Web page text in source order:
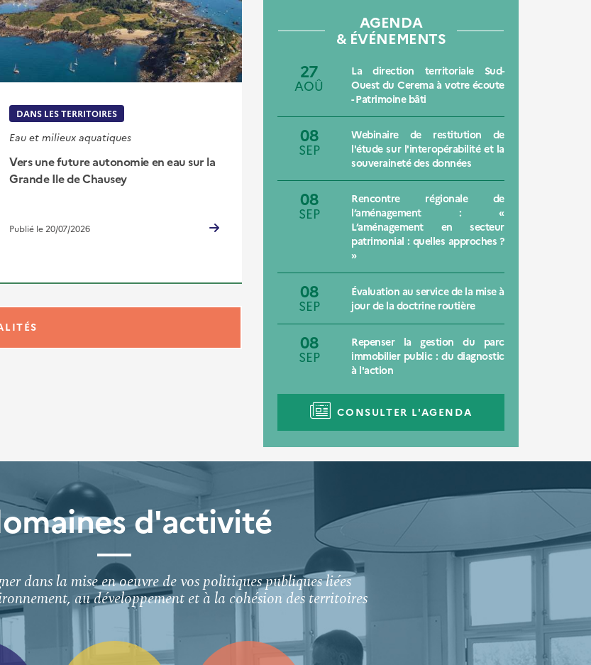
DANS LES TERRITOIRES
Eau et milieux aquatiques
Vers une future autonomie en eau sur la
Grande Ile de Chausey
Publié le 20/07/2026
AGENDA
& ÉVÉNEMENTS
27
AOÛ
La direction territoriale Sud-
Ouest du Cerema à votre écoute
- Patrimoine bâti
08
SEP
Webinaire de restitution de
l'étude sur l'interopérabilité et la
souveraineté des données
08
SEP
Rencontre régionale de
l’aménagement : «
L’aménagement en secteur
patrimonial : quelles approches ?
»
08
SEP
Évaluation au service de la mise à
jour de la doctrine routière
08
SEP
Repenser la gestion du parc
immobilier public : du diagnostic
à l'action
CONSULTER L'AGENDA
d'activité
dans la mise en oeuvre de vos politiques publiques liées
au développement et à la cohésion des territoires